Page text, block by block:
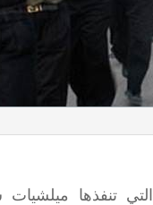
تنفذها